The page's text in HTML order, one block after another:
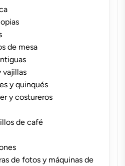
de mesa
vajillas
y quinqués
y costureros
de café
de fotos y máquinas de